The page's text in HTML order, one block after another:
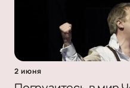
2 июня